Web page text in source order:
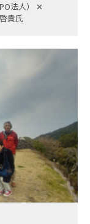
法人）
✕
貴氏